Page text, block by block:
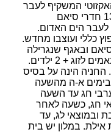
המשקיף לעבר
הרי בירת השמש והחופש, מציע 134 חדרי סיאם
הים האדום.
כללי ועוצבו מחדש.
ובאגף שנגרילה
יש חדרי משפחות עם גלריות המותאמים לזוג + 2 ילדים.
החניה הינה על בסיס
בימים א-ה מהשעה
חג עד השעה
חג, כשעה לאחר
ובמוצאי לג, עד
אילת. במלון יש בית